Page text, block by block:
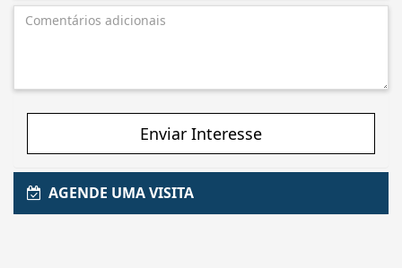
Enviar Interesse
AGENDE UMA VISITA